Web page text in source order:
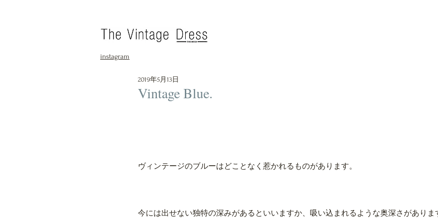
instagram
Vintage Blue.
2019年5月13日
ヴィンテージのブルーはどことなく惹かれるものがあります。
今には出せない独特の深みがあるといいますか、吸い込まれるような奥深さがありま